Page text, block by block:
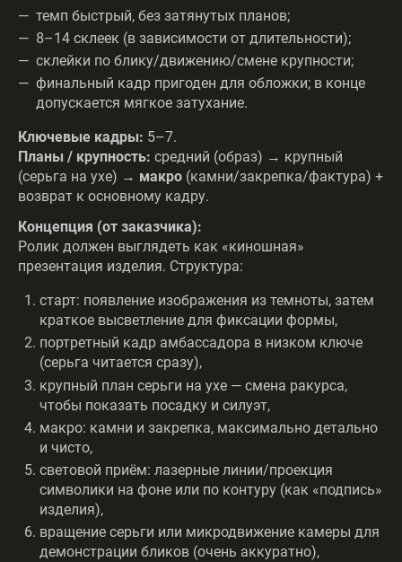
темп быстрый, без затянутых планов;
8–14 склеек (в зависимости от длительности);
склейки по блику/движению/смене крупности;
финальный кадр пригоден для обложки; в конце
допускается мягкое затухание.
Ключевые кадры: 5–7.
Планы / крупность: средний (образ) → крупный
(серьга на ухе) → макро (камни/закрепка/фактура) +
возврат к основному кадру.
Концепция (от заказчика):
Ролик должен выглядеть как «киношная»
презентация изделия. Структура:
старт: появление изображения из темноты, затем
краткое высветление для фиксации формы,
портретный кадр амбассадора в низком ключе
(серьга читается сразу),
крупный план серьги на ухе — смена ракурса,
чтобы показать посадку и силуэт,
макро: камни и закрепка, максимально детально
и чисто,
световой приём: лазерные линии/проекция
символики на фоне или по контуру (как «подпись»
изделия),
вращение серьги или микродвижение камеры для
демонстрации бликов (очень аккуратно),